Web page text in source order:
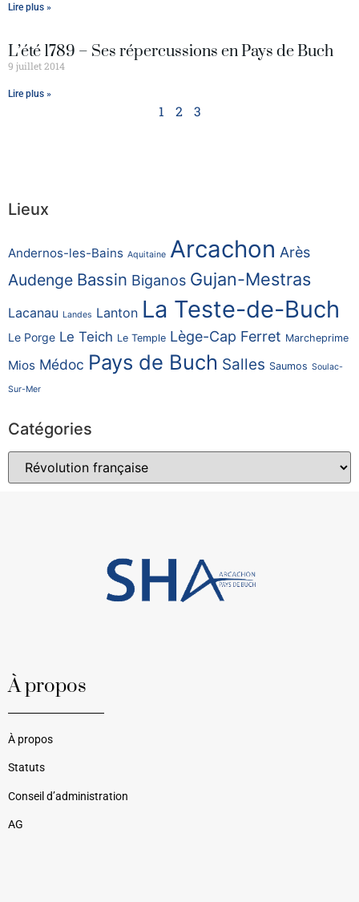
Lire plus »
L’été 1789 – Ses répercussions en Pays de Buch
9 juillet 2014
Lire plus »
1 2 3
Lieux
Andernos-les-Bains Aquitaine Arcachon Arès
Audenge Bassin Biganos Gujan-Mestras
Lacanau Landes Lanton La Teste-de-Buch
Le Porge Le Teich Le Temple Lège-Cap Ferret Marcheprime
Mios Médoc Pays de Buch Salles Saumos Soulac-
Sur-Mer
Catégories
À propos
À propos
Statuts
Conseil d’administration
AG